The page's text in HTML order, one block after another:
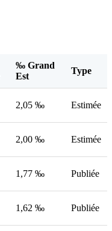
‰ Grand
Est
Type
2,05 ‰ Estimée
2,00 ‰ Estimée
1,77 ‰ Publiée
1,62 ‰ Publiée